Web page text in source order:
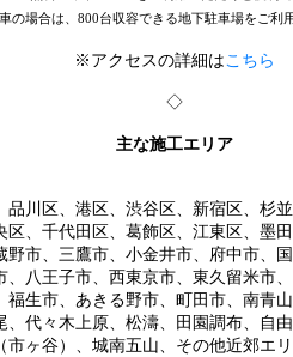
の場合は、800台収容できる地下駐車場をご利
※アクセスの詳細は こちら
◇
主な施工エリア
品川区、港区、渋谷区、新宿区、杉
、千代田区、葛飾区、江東区、墨
野市、三鷹市、小金井市、府中市、
、八王子市、西東京市、東久留米市
生市、あきる野市、町田市、南青
、代々木上原、松濤、田園調布、自
市ヶ谷）、城南五山、その他近郊エ